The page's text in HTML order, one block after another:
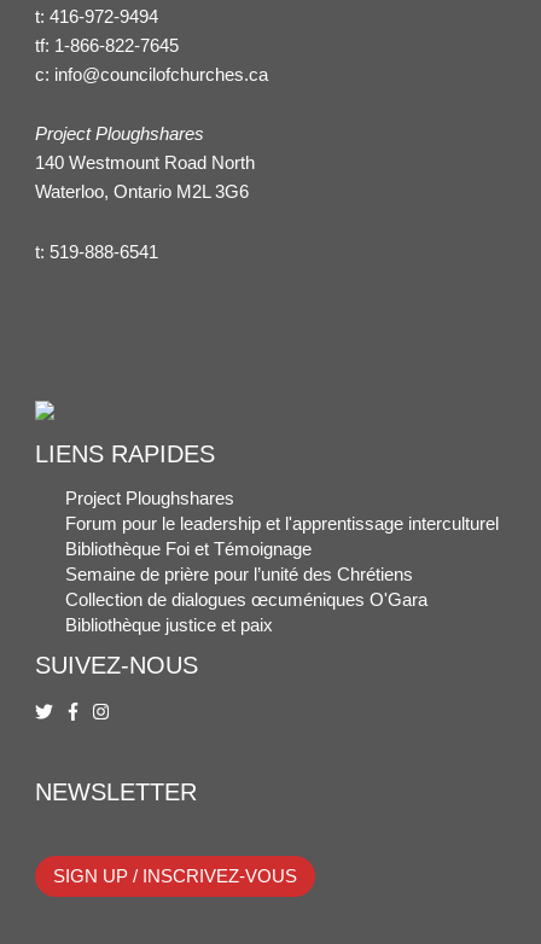
t:416-972-9494
tf: 1-866-822-7645
c: info@councilofchurches.ca
Project Ploughshares
140 Westmount Road North
Waterloo, Ontario M2L 3G6
t: 519-888-6541
LIENS RAPIDES
Project Ploughshares
Forum pour le leadership et l'apprentissage interculturel
Bibliothèque Foi et Témoignage
Semaine de prière pour l’unité des Chrétiens
Collection de dialogues œcuméniques O'Gara
Bibliothèque justice et paix
SUIVEZ-NOUS
NEWSLETTER
SIGN UP / INSCRIVEZ-VOUS